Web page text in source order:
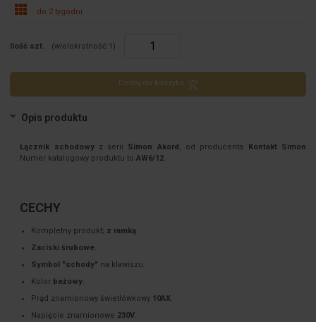
do 2 tygodni
Ilość szt. (wielokrotność:1 )
Dodaj do koszyka
Opis produktu
Łącznik schodowy z serii Simon Akord , od producenta Kontakt Simon.
Numer katalogowy produktu toAW6/12.
CECHY
Kompletny produkt; z ramką.
Zaciski śrubowe.
Symbol "schody" na klawiszu.
Kolor beżowy.
Prąd znamionowy świetlówkowy 10AX.
Napięcie znamionowe 230V.